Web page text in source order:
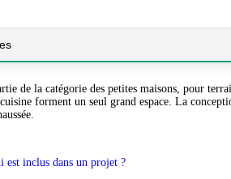
de la catégorie des petites maisons, pour
forment un seul grand espace. La
est inclus dans un projet ?